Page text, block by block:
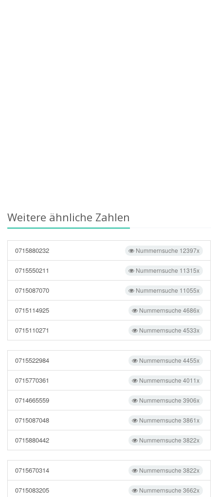
Weitere ähnliche Zahlen
Nummernsuche 12397x
0715880232
Nummernsuche 11315x
0715550211
Nummernsuche 11055x
0715087070
Nummernsuche 4686x
0715114925
Nummernsuche 4533x
0715110271
Nummernsuche 4455x
0715522984
Nummernsuche 4011x
0715770361
Nummernsuche 3906x
0714665559
Nummernsuche 3861x
0715087048
Nummernsuche 3822x
0715880442
Nummernsuche 3822x
0715670314
Nummernsuche 3662x
0715083205